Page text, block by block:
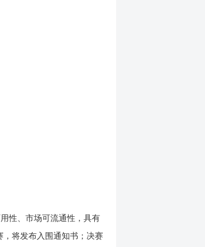
性、市场可流通性，具有
将发布入围通知书；决赛